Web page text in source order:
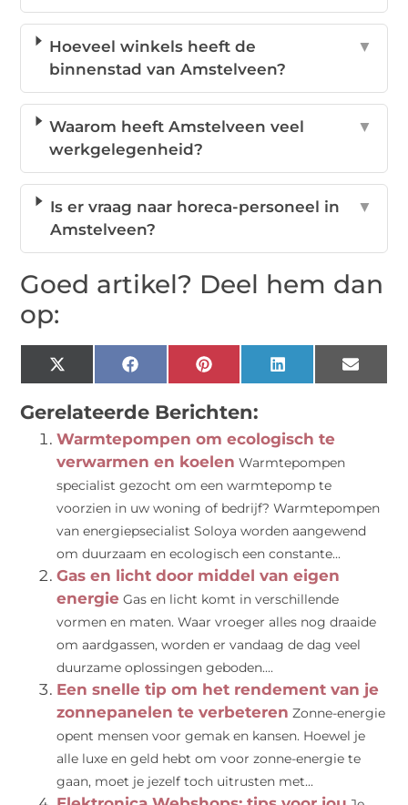
Hoeveel winkels heeft de
binnenstad van Amstelveen?
▼
Waarom heeft Amstelveen veel
werkgelegenheid?
▼
Is er vraag naar horeca-personeel in
Amstelveen?
▼
Goed artikel? Deel hem dan
op:
X
(Twitter)
FacebookPinterestLinkedIn Email
Gerelateerde Berichten:
Warmtepompen om ecologisch te
verwarmen en koelen Warmtepompen
specialist gezocht om een warmtepomp te
voorzien in uw woning of bedrijf? Warmtepompen
van energiepsecialist Soloya worden aangewend
om duurzaam en ecologisch een constante...
Gas en licht door middel van eigen
energie Gas en licht komt in verschillende
vormen en maten. Waar vroeger alles nog draaide
om aardgassen, worden er vandaag de dag veel
duurzame oplossingen geboden....
Een snelle tip om het rendement van je
zonnepanelen te verbeteren Zonne-energie
opent mensen voor gemak en kansen. Hoewel je
alle luxe en geld hebt om voor zonne-energie te
gaan, moet je jezelf toch uitrusten met...